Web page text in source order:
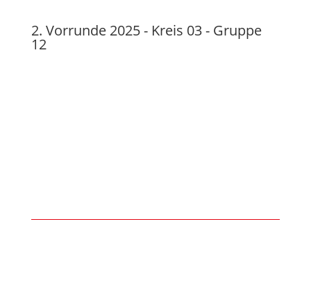
2. Vorrunde 2025 - Kreis 03 - Gruppe
12